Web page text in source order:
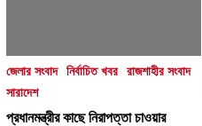
জেলার সংবাদ নির্বাচিত খবর
রাজশাহীর সংবাদ
সারাদেশ
প্রধানমন্ত্রীর কাছে নিরাপত্তা চাওয়ার